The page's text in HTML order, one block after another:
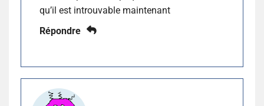
qu’il est introuvable maintenant
Répondre